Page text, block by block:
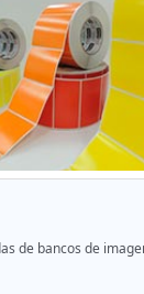
de bancos de